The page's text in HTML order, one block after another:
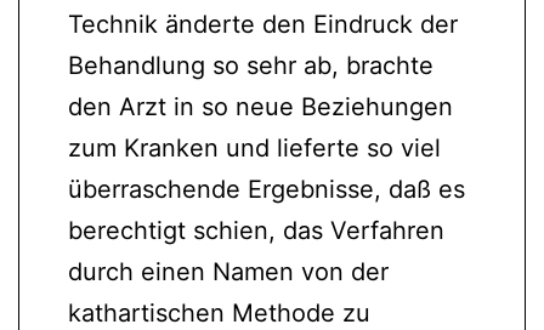
Technik änderte den Eindruck der
Behandlung so sehr ab, brachte
den Arzt in so neue Beziehungen
zum Kranken und lieferte so viel
überraschende Ergebnisse, daß es
berechtigt schien, das Verfahren
durch einen Namen von der
kathartischen Methode zu